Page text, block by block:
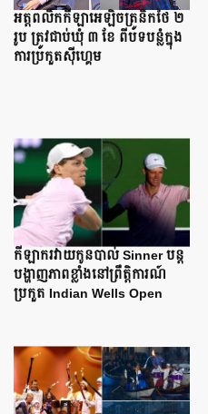
អត្តពលិកកីឡាអេឡិចត្រូនិកថៃ ២
រូប ត្រូវជាប់ឃុំ ៣ ខែ ពីបទបន្លំក្នុង
ការប្រកួតស៊ីហ្គេម
កីឡាករវាយកូនបាល់ Sinner បន្ត
បង្ហាញភាពខ្លាំងនៅព្រឹត្តិការណ៍
ប្រកួត Indian Wells Open